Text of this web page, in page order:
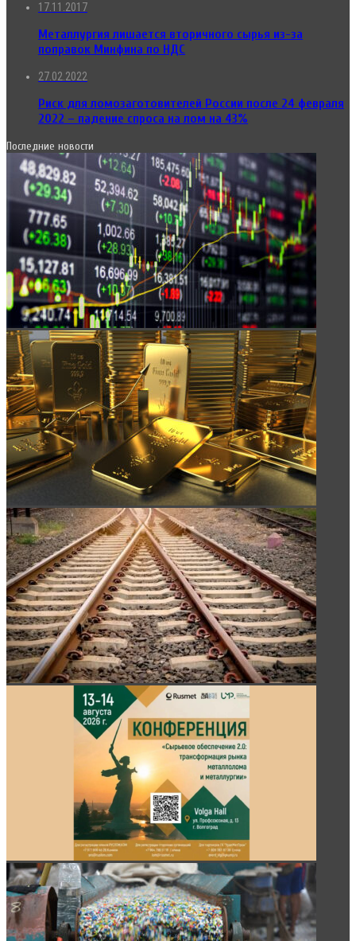
17.11.2017
Металлургия лишается вторичного сырья из-за
поправок Минфина по НДС
27.02.2022
Риск для ломозаготовителей России после 24 февраля
2022 – падение спроса на лом на 43%
Последние новости